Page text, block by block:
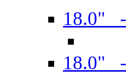
18.0"
18.0"